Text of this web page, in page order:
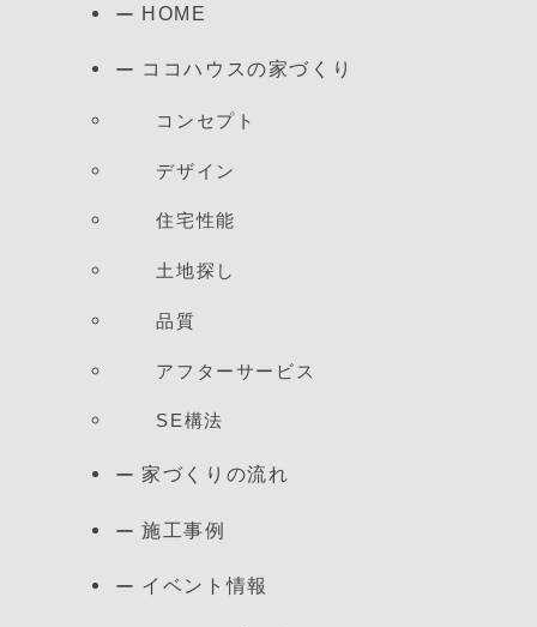
HOME
ココハウスの家づくり
コンセプト
デザイン
住宅性能
土地探し
品質
アフターサービス
SE構法
家づくりの流れ
施工事例
イベント情報